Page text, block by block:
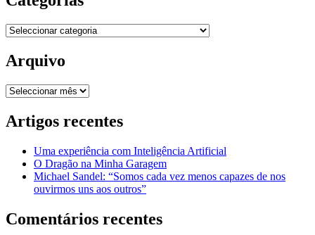
Categorias
Arquivo
Arquivo
Artigos recentes
Uma experiência com Inteligência Artificial
O Dragão na Minha Garagem
Michael Sandel: “Somos cada vez menos capazes de nos
ouvirmos uns aos outros”
Comentários recentes